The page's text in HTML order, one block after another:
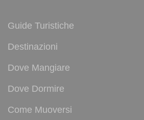
Guide Turistiche
Destinazioni
Dove Mangiare
Dove Dormire
Come Muoversi